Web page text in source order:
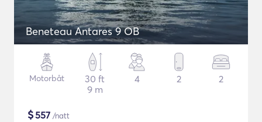
Beneteau Antares 9 OB
Motorbåt
30 ft
9 m
4 2 2
$557 /natt